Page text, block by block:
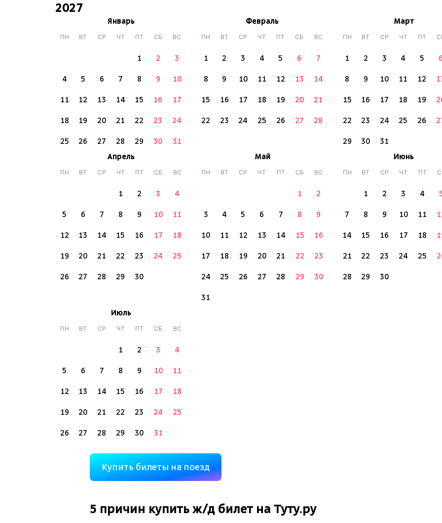
2027
Январь
ПН ВТ СР ЧТ ПТ СБ ВС
1 2 3
4 5 6 7 8 9 10
11 12 13 14 15 16 17
18 19 20 21 22 23 24
25 26 27 28 29 30 31
Февраль
ПН ВТ СР ЧТ ПТ СБ ВС
1 2 3 4 5 6 7
8 9 10 11 12 13 14
15 16 17 18 19 20 21
22 23 24 25 26 27 28
Март
ПН ВТ СР ЧТ ПТ
1 2 3 4 5 6
8 9 10 11 12
15 16 17 18 19
22 23 24 25 26
29 30
31
Апрель
ПН ВТ СР ЧТ ПТ СБ ВС
1 2 3 4
5 6 7 8 9 10 11
12 13 14 15 16 17 18
19 20 21 22 23 24 25
26 27 28 29 30
Май
ПН ВТ СР ЧТ ПТ СБ ВС
1 2
3 4 5 6 7 8 9
10 11 12 13 14 15 16
17 18 19 20 21 22 23
24 25 26 27 28 29 30
31
Июнь
ПН ВТ СР ЧТ ПТ
1 2 3 4
7 8 9 10 11
14 15 16 17 18
21 22 23 24 25
28 29 30
Июль
ПН ВТ СР ЧТ ПТ СБ ВС
1 2 3 4
5 6 7 8 9 10 11
12 13 14 15 16 17 18
19 20 21 22 23 24 25
26 27 28 29 30 31
Купить билеты на поезд
5 причин купить ж/дбилет на Туту.ру